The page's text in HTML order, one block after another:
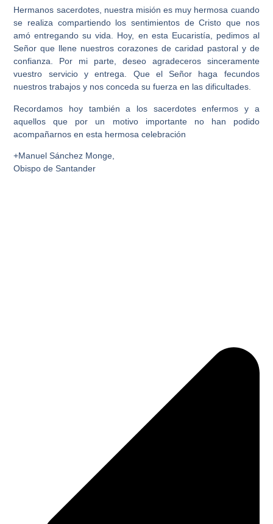
Hermanos sacerdotes, nuestra misión es muy hermosa cuando
se realiza compartiendo los sentimientos de Cristo que nos
amó entregando su vida. Hoy, en esta Eucaristía, pedimos al
Señor que llene nuestros corazones de caridad pastoral y de
confianza. Por mi parte, deseo agradeceros sinceramente
vuestro servicio y entrega. Que el Señor haga fecundos
nuestros trabajos y nos conceda su fuerza en las dificultades.
Recordamos hoy también a los sacerdotes enfermos y a
aquellos que por un motivo importante no han podido
acompañarnos en esta hermosa celebración
+Manuel Sánchez Monge,
Obispo de Santander